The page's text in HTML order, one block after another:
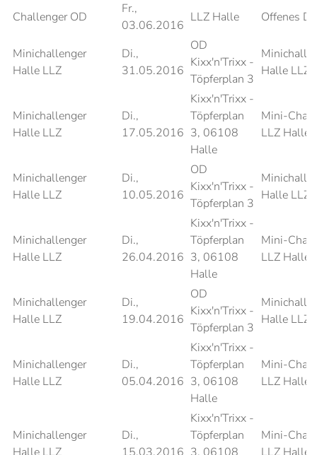
Challenger OD
Fr.,
03.06.2016
LLZ Halle Offenes
Minichallenger
Halle LLZ
Di.,
31.05.2016
OD
Kixx'n'Trixx -
Töpferplan 3
Halle LLZ
Minichallenger
Halle LLZ
Di.,
17.05.2016
Kixx'n'Trixx -
Töpferplan
3, 06108
Halle
Mini-
LLZ Halle
Minichallenger
Halle LLZ
Di.,
10.05.2016
OD
Kixx'n'Trixx -
Töpferplan 3
Halle LLZ
Minichallenger
Halle LLZ
Di.,
26.04.2016
Kixx'n'Trixx -
Töpferplan
3, 06108
Halle
Mini-
LLZ Halle
Minichallenger
Halle LLZ
Di.,
19.04.2016
OD
Kixx'n'Trixx -
Töpferplan 3
Halle LLZ
Minichallenger
Halle LLZ
Di.,
05.04.2016
Kixx'n'Trixx -
Töpferplan
3, 06108
Halle
Mini-
LLZ Halle
Minichallenger
Di.,
Kixx'n'Trixx -
Töpferplan
Mini-